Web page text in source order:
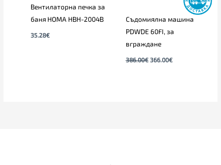
Вентилаторна печка за
баня HOMA HBH-2004B
35.28€
Съдомиялна машина
PDWDE 60FI, за
вграждане
386.00€ 366.00€